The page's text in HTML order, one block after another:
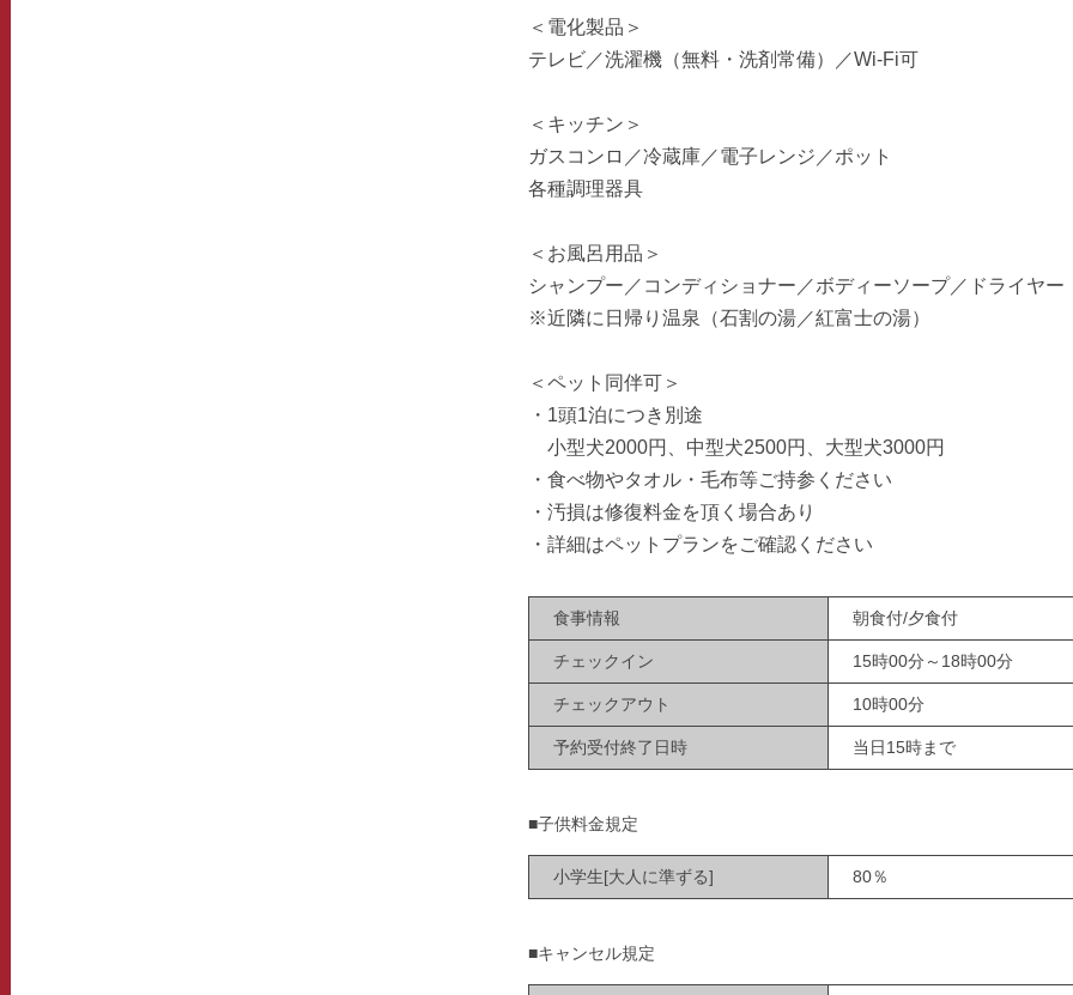
＜電化製品＞
テレビ／洗濯機（無料・洗剤常備）／Wi-Fi可
＜キッチン＞
ガスコンロ／冷蔵庫／電子レンジ／ポット
各種調理器具
＜お風呂用品＞
シャンプー／コンディショナー／ボディーソープ／ドライヤー
※近隣に日帰り温泉（石割の湯／紅富士の湯）
＜ペット同伴可＞
・1頭1泊につき別途
小型犬2000円、中型犬2500円、大型犬3000円
・食べ物やタオル・毛布等ご持参ください
・汚損は修復料金を頂く場合あり
・詳細はペットプランをご確認ください
食事情報 朝食付/夕食付
チェックイン 15時00分～18時00分
チェックアウト 10時00分
予約受付終了日時 当日15時まで
■子供料金規定
小学生[大人に準ずる] 80％
■キャンセル規定